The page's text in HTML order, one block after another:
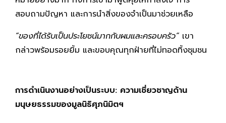
สอบถามปัญหา และการนำสิ่งของจำเป็นมาช่วยเหลือ
“ของที่ได้รับเป็นประโยชน์มากกับผมและครอบครัว”เขา
กล่าวพร้อมรอยยิ้ม และขอบคุณทุกฝ่ายที่ไม่ทอดทิ้งชุมชน
การดำเนินงานอย่างเป็นระบบ: ความเชี่ยวชาญด้าน
มนุษยธรรมของมูลนิธิศุภนิมิตฯ